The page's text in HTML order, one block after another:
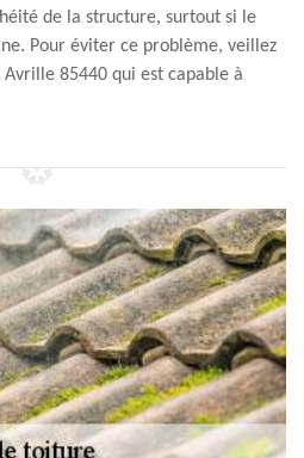
de la structure, surtout si le
Pour éviter ce problème, veillez
85440 qui est capable à